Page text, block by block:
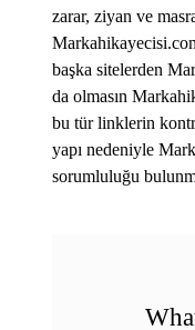
zarar, ziyan ve
başka sitelerden
da olmasın
bu tür linklerin
yapı nedeniyle
sorumluluğu